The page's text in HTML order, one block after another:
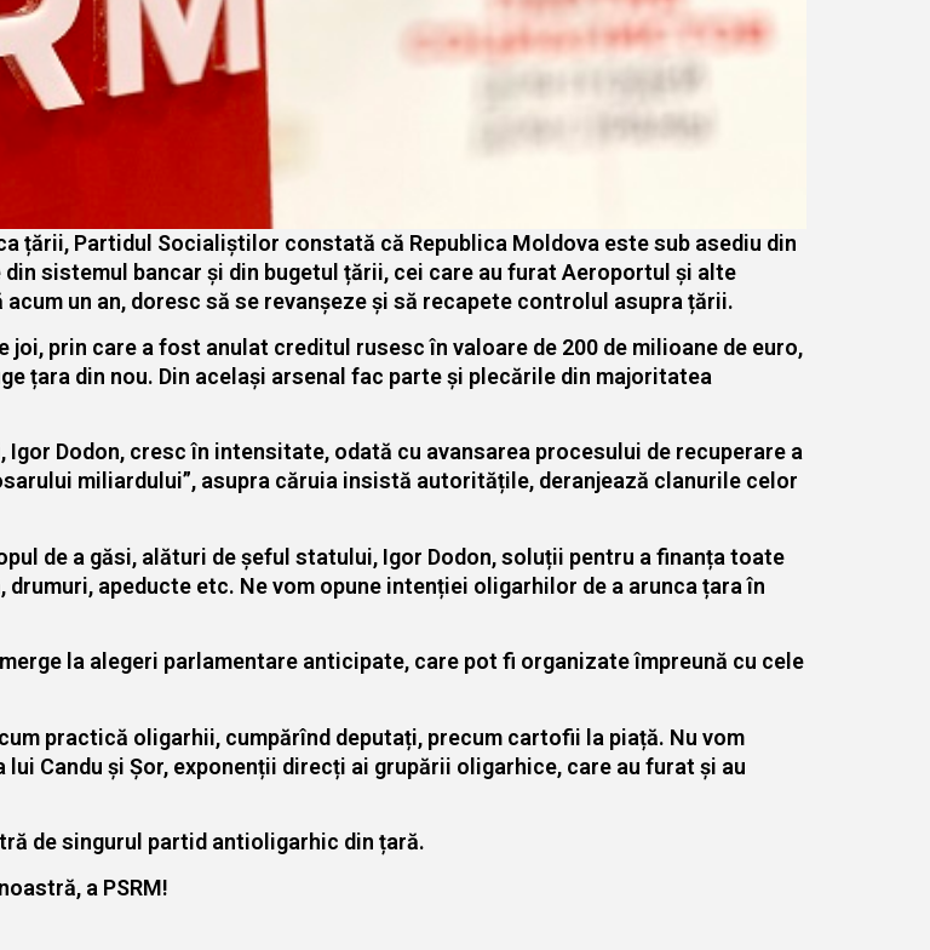
țării, Partidul Socialiștilor constată că Republica Moldova este sub asediu din
sistemul bancar și din bugetul țării, cei care au furat Aeroportul și alte
un an, doresc să se revanșeze și să recapete controlul asupra țării.
prin care a fost anulat creditul rusesc în valoare de 200 de milioane de euro,
țara din nou. Din același arsenal fac parte și plecările din majoritatea
Dodon, cresc în intensitate, odată cu avansarea procesului de recuperare a
miliardului”, asupra căruia insistă autoritățile, deranjează clanurile celor
de a găsi, alături de șeful statului, Igor Dodon, soluții pentru a finanța toate
apeducte etc. Ne vom opune intenției oligarhilor de a arunca țara în
la alegeri parlamentare anticipate, care pot fi organizate împreună cu cele
practică oligarhii, cumpărînd deputați, precum cartofii la piață. Nu vom
Candu și Șor, exponenții direcți ai grupării oligarhice, care au furat și au
de singurul partid antioligarhic din țară.
a PSRM!